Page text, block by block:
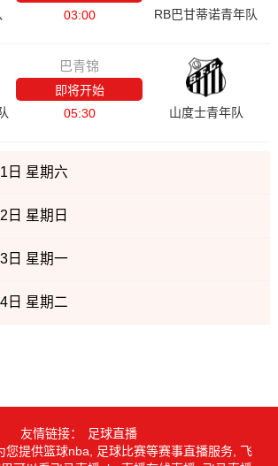
03:00
RB巴甘蒂诺青年队
巴青锦
即将开始
05:30
山度士青年队
日 星期六
日 星期日
日 星期一
日 星期二
友情链接：
足球直播
您提供篮球nba, 足球比赛等赛事直播服务, 飞